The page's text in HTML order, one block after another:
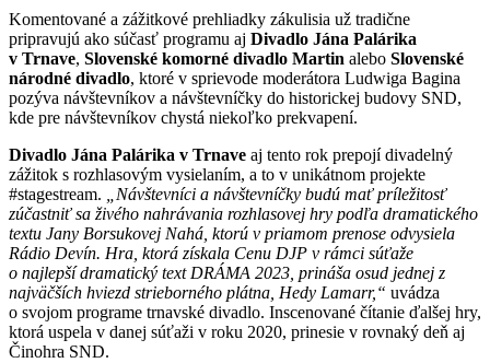
Komentované a zážitkové prehliadky zákulisia už tradične
pripravujú ako súčasť programu aj Divadlo Jána Palárika
v Trnave, Slovenské komorné divadlo Martin alebo Slovenské
národné divadlo, ktoré v sprievode moderátora Ludwiga Bagina
pozýva návštevníkov a návštevníčky do historickej budovy SND,
kde pre návštevníkov chystá niekoľko prekvapení.
Divadlo Jána Palárika v Trnave aj tento rok prepojí divadelný
zážitok s rozhlasovým vysielaním, a to v unikátnom projekte
#stagestream.
„Návštevníci a návštevníčky budú mať príležitosť
zúčastniť sa živého nahrávania rozhlasovej hry podľa dramatického
textu Jany Borsukovej Nahá, ktorú v priamom prenose odvysiela
Rádio Devín. Hra, ktorá získala Cenu DJP v rámci súťaže
o najlepší dramatický text DRÁMA 2023, prináša osud jednej z
najväčších hviezd strieborného plátna, Hedy Lamarr,“ uvádza
o svojom programe trnavské divadlo. Inscenované čítanie ďalšej hry,
ktorá uspela v danej súťaži v roku 2020, prinesie v rovnaký deň aj
Činohra SND.